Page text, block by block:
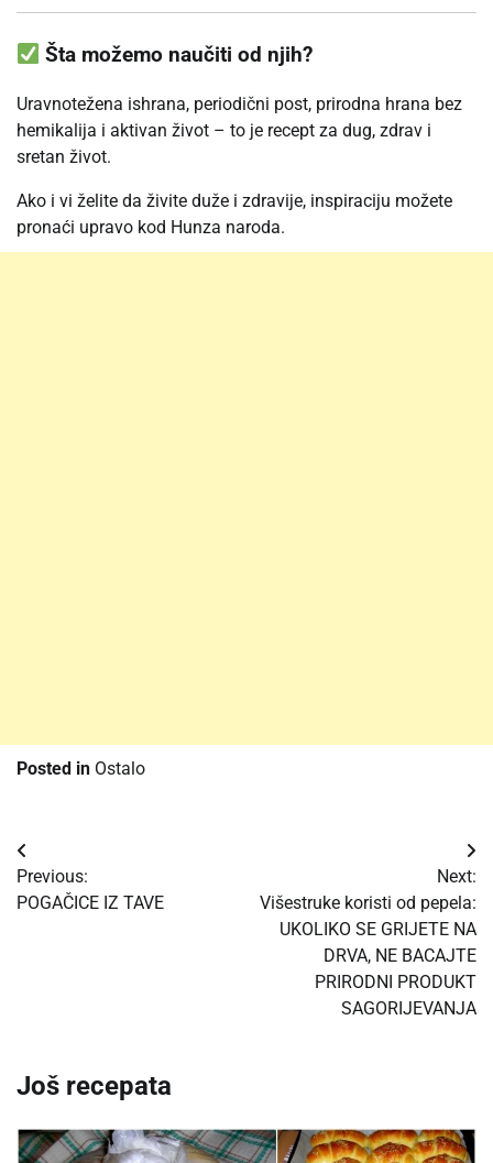
Šta možemo naučiti od njih?
Uravnotežena ishrana, periodični post, prirodna hrana bez
hemikalija i aktivan život – to je recept za dug, zdrav i
sretan život.
Ako i vi želite da živite duže i zdravije, inspiraciju možete
pronaći upravo kod Hunza naroda.
Posted in Ostalo
Post
navigation
Previous:
POGAČICE IZ TAVE
Next:
Višestruke koristi od pepela:
UKOLIKO SE GRIJETE NA
DRVA, NE BACAJTE
PRIRODNI PRODUKT
SAGORIJEVANJA
Još recepata